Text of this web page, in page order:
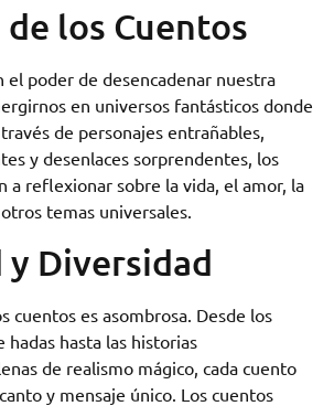
de los Cuentos
el poder de desencadenar nuestra
en universos fantásticos donde
de personajes entrañables,
y desenlaces sorprendentes, los
a reflexionar sobre la vida, el amor, la
temas universales.
y Diversidad
cuentos es asombrosa. Desde los
hadas hasta las historias
de realismo mágico, cada cuento
y mensaje único. Los cuentos